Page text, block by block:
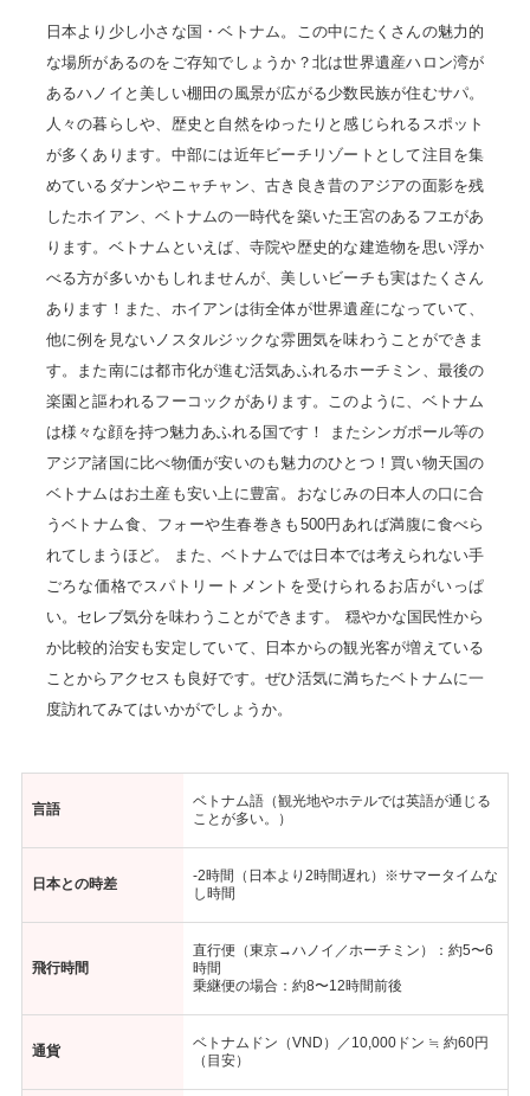
日本より少し小さな国・ベトナム。この中にたくさんの魅力的
な場所があるのをご存知でしょうか？北は世界遺産ハロン湾が
あるハノイと美しい棚田の風景が広がる少数民族が住むサパ。
人々の暮らしや、歴史と自然をゆったりと感じられるスポット
が多くあります。中部には近年ビーチリゾートとして注目を集
めているダナンやニャチャン、古き良き昔のアジアの面影を残
したホイアン、ベトナムの一時代を築いた王宮のあるフエがあ
ります。ベトナムといえば、寺院や歴史的な建造物を思い浮か
べる方が多いかもしれませんが、美しいビーチも実はたくさん
あります！また、ホイアンは街全体が世界遺産になっていて、
他に例を見ないノスタルジックな雰囲気を味わうことができま
す。また南には都市化が進む活気あふれるホーチミン、最後の
楽園と謳われるフーコックがあります。このように、ベトナム
は様々な顔を持つ魅力あふれる国です！ またシンガポール等の
アジア諸国に比べ物価が安いのも魅力のひとつ！買い物天国の
ベトナムはお土産も安い上に豊富。おなじみの日本人の口に合
うベトナム食、フォーや生春巻きも500円あれば満腹に食べら
れてしまうほど。 また、ベトナムでは日本では考えられない手
ごろな価格でスパトリートメントを受けられるお店がいっぱ
い。セレブ気分を味わうことができます。 穏やかな国民性から
か比較的治安も安定していて、日本からの観光客が増えている
ことからアクセスも良好です。ぜひ活気に満ちたベトナムに一
度訪れてみてはいかがでしょうか。
言語
ベトナム語（観光地やホテルでは英語が通じる
ことが多い。）
日本との時差
-2時間（日本より2時間遅れ）※サマータイムな
し時間
飛行時間
直行便（東京→ハノイ／ホーチミン）：約5〜6
時間
乗継便の場合：約8〜12時間前後
通貨
ベトナムドン（VND）／10,000ドン ≒ 約60円
（目安）